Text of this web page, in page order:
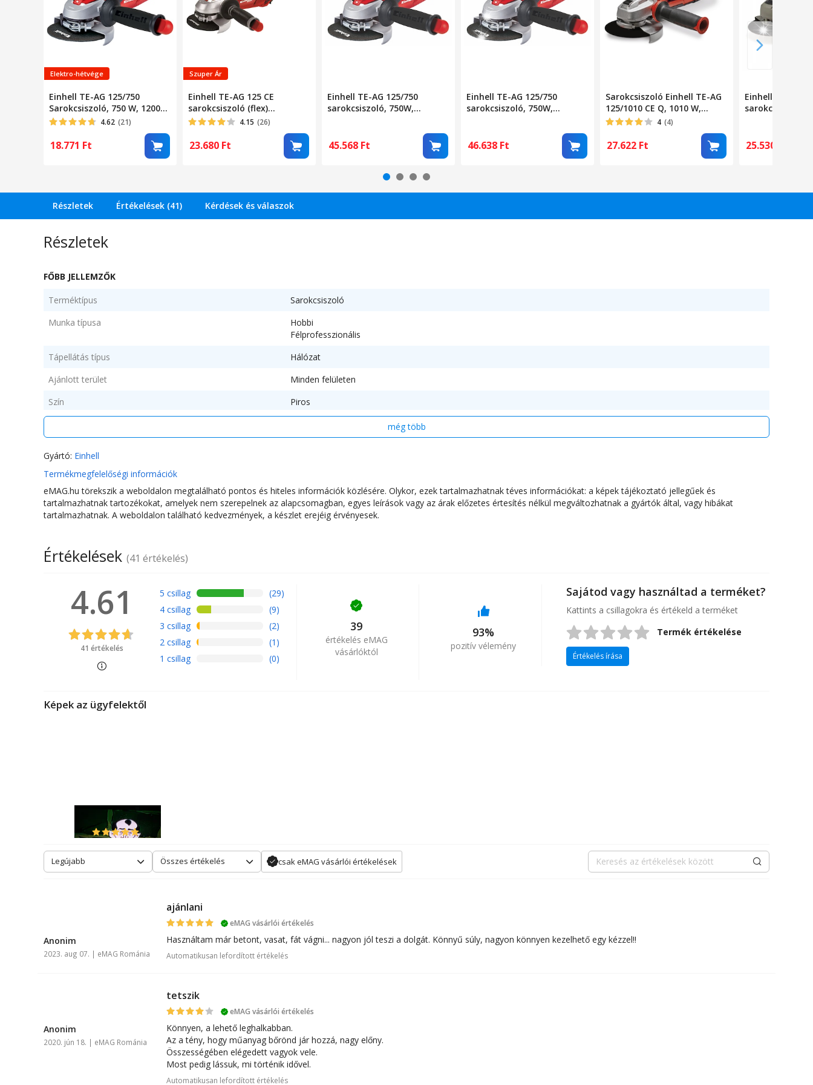
Elektro-hétvége
Einhell TE-AG 125/750
Sarokcsiszoló, 750 W, 12000
ford./perc, 230 V, 125 mm
4.62 (21)
18.771 Ft
Szuper Ár
Einhell TE-AG 125 CE
sarokcsiszoló (flex)
sebességváltóval, 125 mm,
4.15 (26)
23.680 Ft
Einhell TE-AG 125/750
sarokcsiszoló, 750W,
fogantyúval, tengelyzárral.
45.568 Ft
Einhell TE-AG 125/750
sarokcsiszoló, 750W,
46.638 Ft
Sarokcsiszoló Einhell TE-AG
125/1010 CE Q, 1010 W,
gyorskioldó anya,
fordulatszám szabályzó, fej
lapos fém fogaskerékkel,
4 (4)
27.622 Ft
Einhell TE-AG
sarokcsiszoló
25.530
Részletek Értékelések (41) Kérdések és válaszok
Részletek
FŐBB JELLEMZŐK
Terméktípus
Sarokcsiszoló
Munka típusa
Hobbi
Félprofesszionális
Tápellátás típus
Hálózat
Ajánlott terület
Minden felületen
Szín
Piros
Fekete
TECHNIKAI TULAJDONSÁGOK
Teljesítmény
Maximális sebesség (rpm)
11000
MÉRETEK
még több
Gyártó: Einhell
Termékmegfelelőségi információk
eMAG.hu törekszik a weboldalon megtalálható pontos és hiteles információk közlésére. Olykor, ezek tartalmazhatnak téves információkat: a képek tájékoztató jellegűek és
tartalmazhatnak tartozékokat, amelyek nem szerepelnek az alapcsomagban, egyes leírások vagy az árak előzetes értesítés nélkül megváltozhatnak a gyártók által, vagy hibákat
tartalmazhatnak. A weboldalon található kedvezmények, a készlet erejéig érvényesek.
Értékelések (41 értékelés)
4.61
41 értékelés
5 csillag
(29)
4 csillag
(9)
3 csillag
(2)
2 csillag
(1)
1 csillag
(0)
39
értékelés eMAG
vásárlóktól
93%
pozitív vélemény
Sajátod vagy használtad a terméket?
Kattints a csillagokra és értékeld a terméket
Termék értékelése
Értékelés írása
Képek az ügyfelektől
dzsozi63
Legújabb Összes értékelés csak eMAG vásárlói értékelések Keresés
Anonim
2023. aug 07. | eMAG Románia
ajánlani
eMAG vásárlói értékelés
Használtam már betont, vasat, fát vágni... nagyon jól teszi a dolgát. Könnyű súly, nagyon könnyen kezelhető egy kézzel!!
Automatikusan lefordított értékelés
Anonim
2020. jún 18. | eMAG Románia
tetszik
eMAG vásárlói értékelés
Könnyen, a lehető leghalkabban.
Az a tény, hogy műanyag bőrönd jár hozzá, nagy előny.
Összességében elégedett vagyok vele.
Most pedig lássuk, mi történik idővel.
Automatikusan lefordított értékelés